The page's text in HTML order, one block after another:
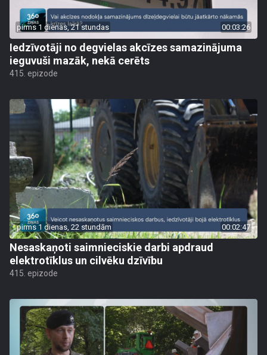
pirms 1 dienas, 21 stundas 00:03:26
Iedzīvotāji no degvielas akcīzes samazinājuma
ieguvuši mazāk, nekā cerēts
415. epizode
pirms 1 dienas, 22 stundām 00:02:47
Nesaskaņoti saimnieciskie darbi apdraud
elektrotīklus un cilvēku dzīvību
415. epizode